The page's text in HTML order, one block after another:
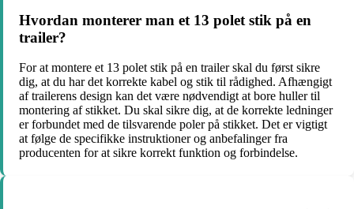
Hvordan monterer man et 13 polet stik på en
trailer?
For at montere et 13 polet stik på en trailer skal du først sikre
dig, at du har det korrekte kabel og stik til rådighed. Afhængigt
af trailerens design kan det være nødvendigt at bore huller til
montering af stikket. Du skal sikre dig, at de korrekte ledninger
er forbundet med de tilsvarende poler på stikket. Det er vigtigt
at følge de specifikke instruktioner og anbefalinger fra
producenten for at sikre korrekt funktion og forbindelse.